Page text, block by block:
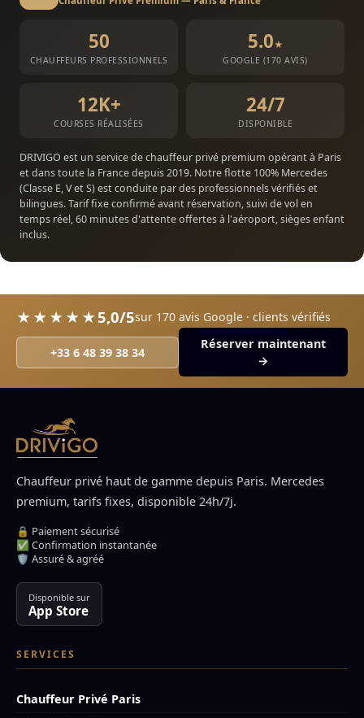
50
CHAUFFEURS PROFESSIONNELS
5.0★
GOOGLE (170 AVIS)
12K+
COURSES RÉALISÉES
24/7
DISPONIBLE
DRIVIGO est un service de chauffeur privé premium opérant à Paris
et dans toute la France depuis 2019. Notre flotte 100% Mercedes
(Classe E, V et S) est conduite par des professionnels vérifiés et
bilingues. Tarif fixe confirmé avant réservation, suivi de vol en
temps réel, 60 minutes d'attente offertes à l'aéroport, sièges enfant
inclus.
★★★★★5,0/5sur 170 avis Google · clients vérifiés
+33 6 48 39 38 34
Réserver maintenant
→
Chauffeur privé haut de gamme depuis Paris. Mercedes
premium, tarifs fixes, disponible 24h/7j.
🔒 Paiement sécurisé
✅ Confirmation instantanée
🛡️ Assuré & agréé
Disponible sur
App Store
SERVICES
Chauffeur Privé Paris